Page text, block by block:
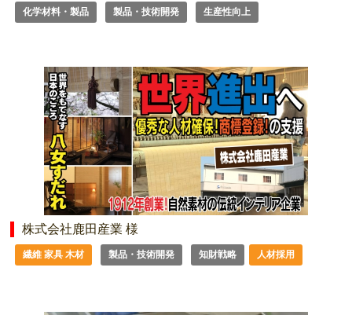
化学材料・製品 製品・技術開発 生産性向上
株式会社鹿田産業 様
繊維 家具 木材 製品・技術開発 知財戦略 人材採用